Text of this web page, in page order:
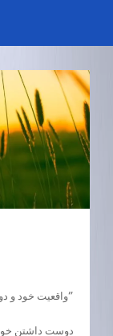
“واقعیت خود و دوستی با خویشتن”